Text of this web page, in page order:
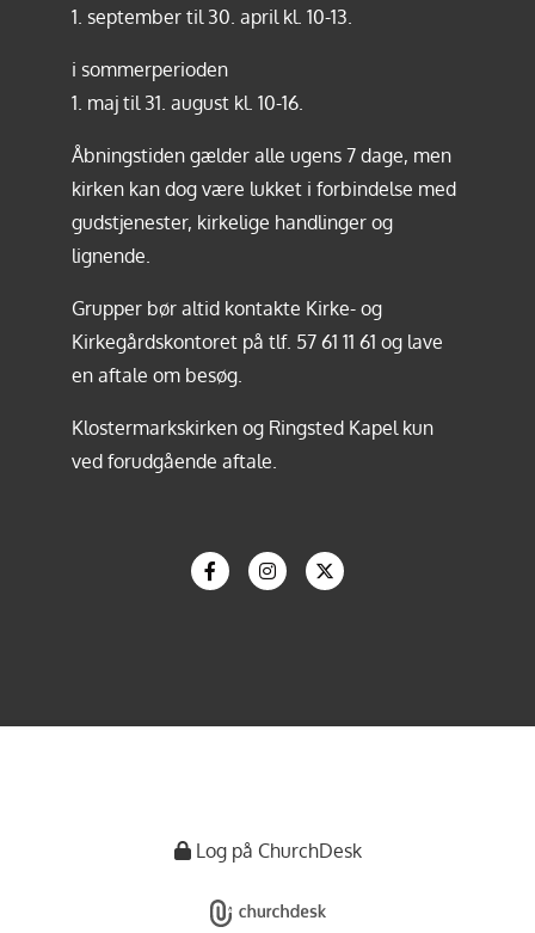
1. september til 30. april kl. 10-13.
i sommerperioden
1. maj til 31. august kl. 10-16.
Åbningstiden gælder alle ugens 7 dage, men
kirken kan dog være lukket i forbindelse med
gudstjenester, kirkelige handlinger og
lignende.
Grupper bør altid kontakte Kirke- og
Kirkegårdskontoret på tlf. 57 61 11 61 og lave
en aftale om besøg.
Klostermarkskirken og Ringsted Kapel kun
ved forudgående aftale.
Log på ChurchDesk